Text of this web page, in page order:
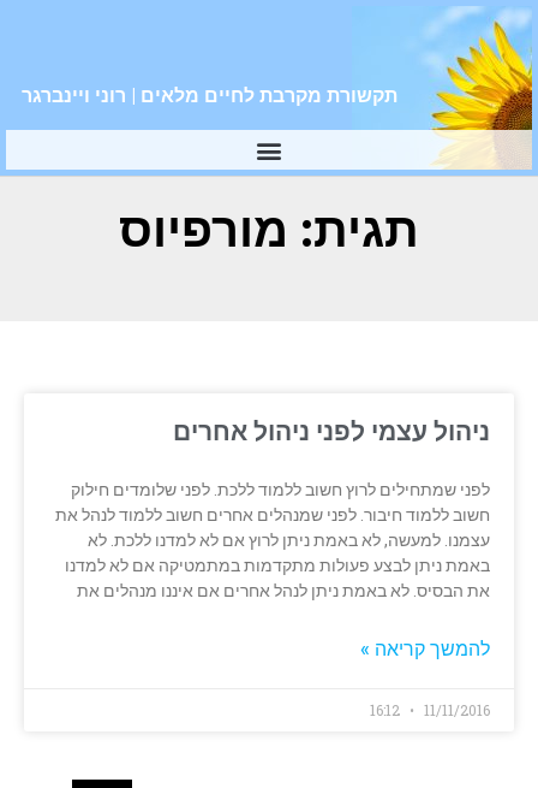
תקשורת מקרבת לחיים מלאים | רוני ויינברגר
תגית: מורפיוס
ניהול עצמי לפני ניהול אחרים
לפני שמתחילים לרוץ חשוב ללמוד ללכת. לפני שלומדים חילוק
חשוב ללמוד חיבור. לפני שמנהלים אחרים חשוב ללמוד לנהל את
עצמנו. למעשה, לא באמת ניתן לרוץ אם לא למדנו ללכת. לא
באמת ניתן לבצע פעולות מתקדמות במתמטיקה אם לא למדנו
את הבסיס. לא באמת ניתן לנהל אחרים אם איננו מנהלים את
להמשך קריאה »
11/11/2016